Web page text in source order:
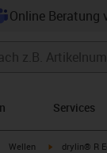
Online Beratung
Services
igus-icon-arrow-right
Wellen igus-icon-
drylin® R